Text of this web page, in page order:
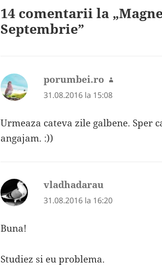
14 comentarii la
Septembrie”
porumbei.ro spune:
31.08.2016 la 15:08
Urmeaza cateva zile galbene. Sper
angajam. :))
vladhadarau
31.08.2016 la 16:20
Buna!
Studiez si eu problema.